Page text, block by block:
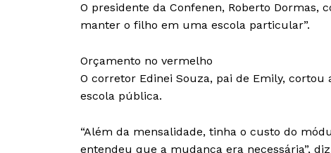
O presidente da Confenen, Roberto Dormas,
manter o filho em uma escola particular”.
Orçamento no vermelho
O corretor Edinei Souza, pai de Emily,
escola pública.
“Além da mensalidade, tinha o custo do
entendeu que a mudança era necessária”,